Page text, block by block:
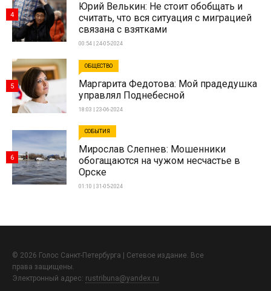
Юрий Велькин: Не стоит обобщать и
считать, что вся ситуация с миграцией
связана с взятками
00:54 | 24-05-2024
4
ОБЩЕСТВО
Маргарита Федотова: Мой прадедушка
управлял Поднебесной
18:03 | 23-06-2024
5
СОБЫТИЯ
Мирослав Слепнев: Мошенники
обогащаются на чужом несчастье в
Орске
01:10 | 31-05-2024
6
© 2026 Голос Санкт-Петербурга | Сетевое издание. Все
права защищены.
Электронный адрес: rustribuna@yandex.ru